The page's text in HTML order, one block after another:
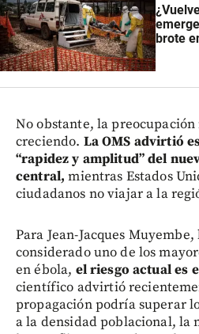
brote
No obstante, la
creciendo. La OMS advirtió
“rapidez y amplitud” del
central, mientras Estados
ciudadanos no viajar a la
Para Jean-Jacques
considerado uno de los
en ébola, el riesgo actual es
científico advirtió
propagación podría superar
a la densidad poblacional, la